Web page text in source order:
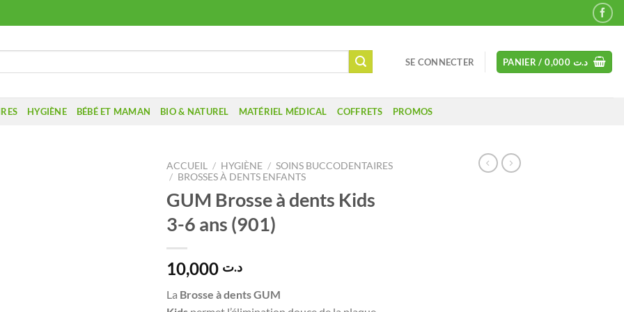
SE CONNECTER PANIER / د.ت
HYGIÈNE BÉBÉ ET MAMAN BIO & NATUREL MATÉRIEL MÉDICAL COFFRETS PROMOS
ACCUEIL / HYGIÈNE / SOINS BUCCODENTAIRES
/ BROSSES À DENTS ENFANTS
GUM Brosse à dents Kids
3-6 ans (901)
د.ت
La Brosse à dents GUM